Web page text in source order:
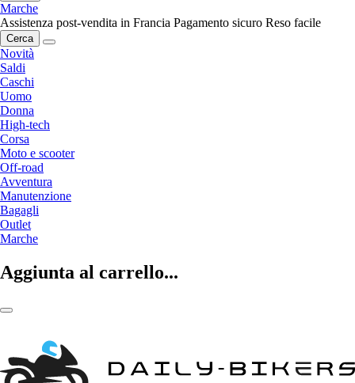
Marche
Assistenza post-vendita in Francia Pagamento sicuro Reso facile
Cerca
Novità
Saldi
Caschi
Uomo
Donna
High-tech
Corsa
Moto e scooter
Off-road
Avventura
Manutenzione
Bagagli
Outlet
Marche
Aggiunta al carrello...